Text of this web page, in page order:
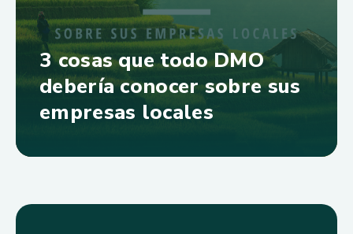
3 cosas que todo DMO
debería conocer sobre sus
empresas locales